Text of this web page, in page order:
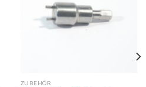
Wunschliste
ZUBEHÖR